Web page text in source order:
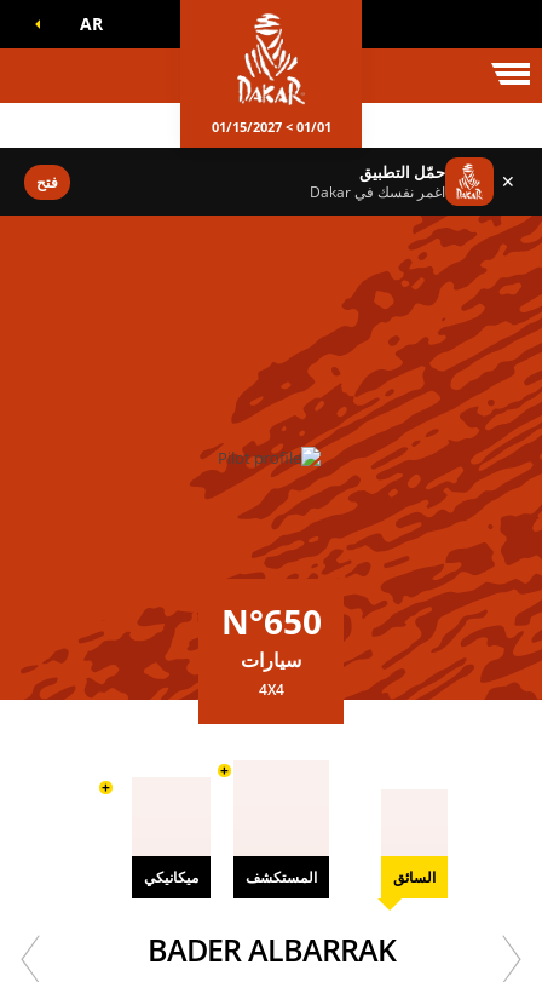
داكار AR
01/01 > 01/15/2027
✕ حمّل التطبيق
اغمر نفسك في Dakar فتح
N°650
سيارات
4X4
السائق المستكشف
+
ميكانيكي
+
BADER ALBARRAK